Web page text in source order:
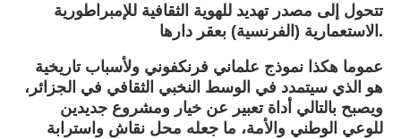
تتحول إلى مصدر تهديد للهوية الثقافية للإمبراطورية
الاستعمارية (الفرنسية) بعقر دارها.
عموما هكذا نموذج علماني فرنكفوني ولأسباب تاريخية
هو الذي سيتمدد في الوسط النخبي الثقافي في الجزائر،
ويصبح بالتالي أداة تعبير عن خيار ومشروع جديدين
للوعي الوطني والأمة، ما جعله محل نقاش واسترابة